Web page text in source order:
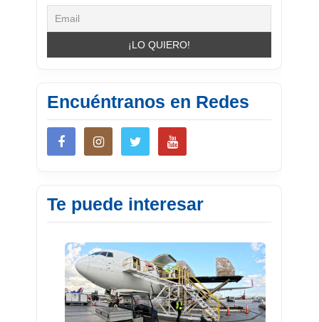
Encuéntranos en Redes
Te puede interesar